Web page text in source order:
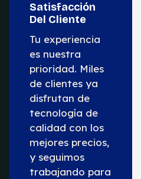
Satisfacción
Del Cliente
Tu experiencia
es nuestra
prioridad. Miles
de clientes ya
disfrutan de
tecnología de
calidad con los
mejores precios,
y seguimos
trabajando para